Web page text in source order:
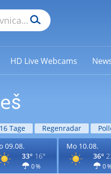
HD Live Webcams
16 Tage Regenradar
09.08.
33° 16°
0 %
Mo 10.08.
36°
0